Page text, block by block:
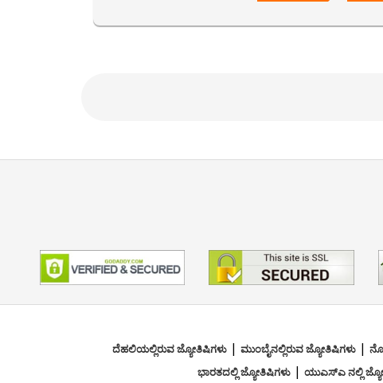
Certified Numerologist from Shree
ದೆಹಲಿಯಲ್ಲಿರುವ ಜ್ಯೋತಿಷಿಗಳು | ಮುಂಬೈನಲ್ಲಿರುವ ಜ್ಯೋತಿಷಿಗಳು |
ಭಾರತದಲ್ಲಿ ಜ್ಯೋತಿಷಿಗಳು | ಯುಎಸ್ಎ ನಲ್ಲಿ